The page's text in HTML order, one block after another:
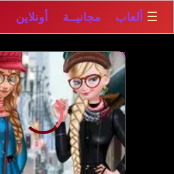
☰ ألعاب مجانيــة